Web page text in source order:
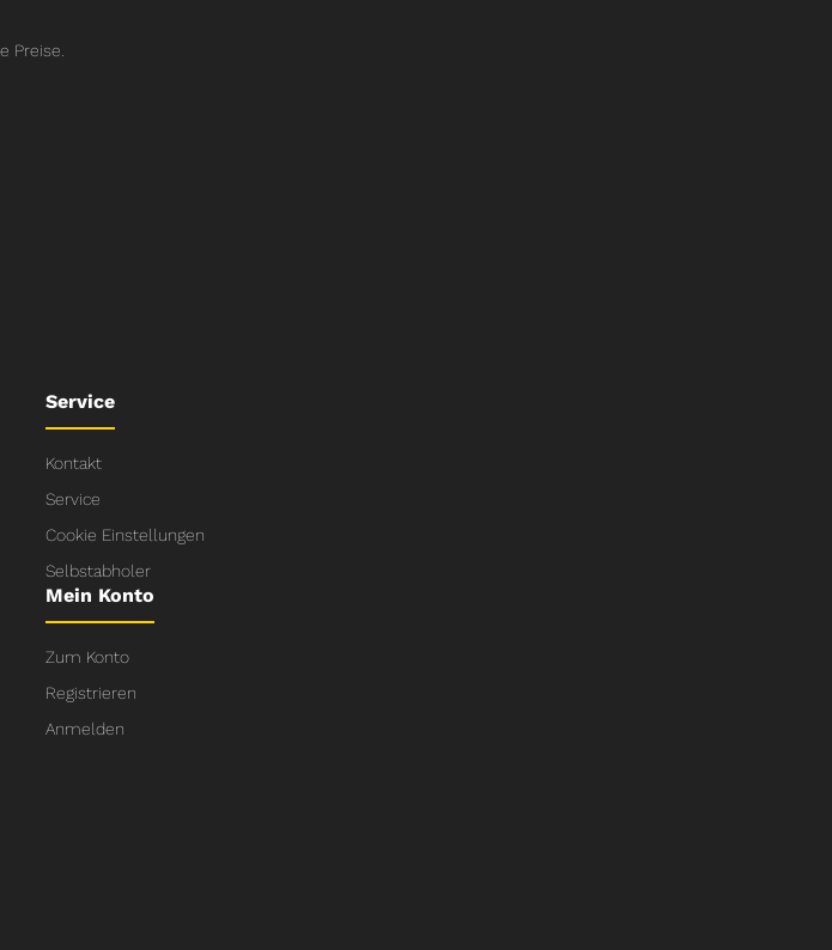
Preise.
Service
Kontakt
Service
Cookie Einstellungen
Selbstabholer
Mein Konto
Zum Konto
Registrieren
Anmelden